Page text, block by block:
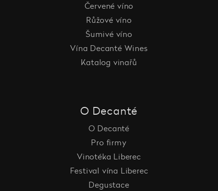
Červené víno
Růžové víno
Šumivé víno
Vína Decanté Wines
Katalog vinařů
O Decanté
O Decanté
Pro firmy
Vinotéka Liberec
Festival vína Liberec
Degustace